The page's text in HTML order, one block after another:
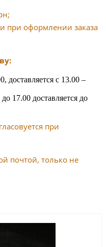
при оформлении заказа
доставляется с 13.00 –
17.00 доставляется до
при
почтой, только не